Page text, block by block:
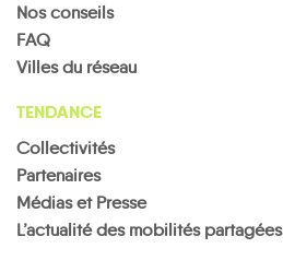
Nos conseils
FAQ
Villes du réseau
TENDANCE
Collectivités
Partenaires
Médias et Presse
L’actualité des mobilités partagées